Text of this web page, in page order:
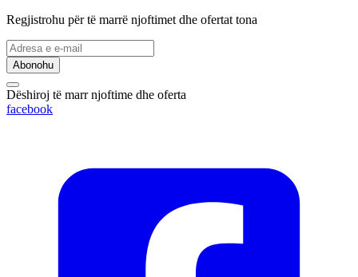
Regjistrohu për të marrë njoftimet dhe ofertat tona
Abonohu
Dëshiroj të marr njoftime dhe oferta
facebook